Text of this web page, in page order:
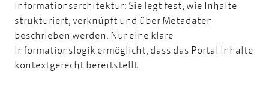
Informationsarchitektur: Sie legt fest, wie Inhalte
strukturiert, verknüpft und über Metadaten
beschrieben werden. Nur eine klare
Informationslogik ermöglicht, dass das Portal Inhalte
kontextgerecht bereitstellt.